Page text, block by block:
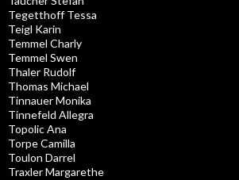
Tegetthoff Tessa
Teigl Karin
Temmel Charly
Temmel Swen
Thaler Rudolf
Thomas Michael
Tinnauer Monika
Tinnefeld Allegra
Topolic Ana
Torpe Camilla
Toulon Darrel
Traxler Margarethe